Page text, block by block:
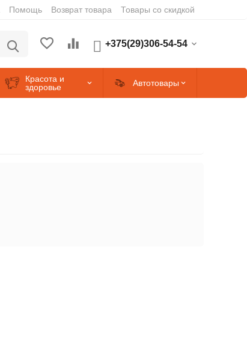
Помощь Возврат товара Товары со скидкой
+375(29)306-54-54
Красота и
здоровье
Автотовары